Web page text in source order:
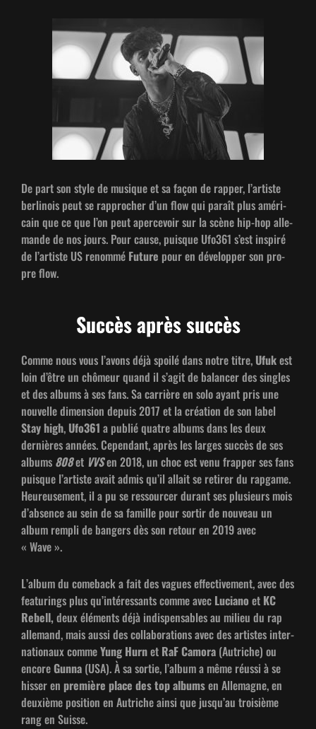
De part son style de musique et sa façon de rap­per, l’artiste
berli­nois peut se rap­procher d’un flow qui paraît plus améri­
cain que ce que l’on peut apercevoir sur la scène hip-hop alle­
mande de nos jours. Pour cause, puisque Ufo361 s’est inspiré
de l’artiste US renom­mé Future pour en dévelop­per son pro­
pre flow.
Succès après succès
Comme nous vous l’avons déjà spoilé dans notre titre, Ufukest
loin d’être un chômeur quand il s’agit de bal­ancer des sin­gles
et des albums à ses fans. Sa car­rière en solo ayant pris une
nou­velle dimen­sion depuis 2017 et la créa­tion de son label
Stay high, Ufo361 a pub­lié qua­tre albums dans les deux
dernières années. Cepen­dant, après les larges suc­cès de ses
albums 808et VVSen 2018, un choc est venu frap­per ses fans
puisque l’artiste avait admis qu’il allait se retir­er du rapgame.
Heureuse­ment, il a pu se ressourcer durant ses plusieurs mois
d’absence au sein de sa famille pour sor­tir de nou­veau un
album rem­pli de bangers dès son retour en 2019 avec
« Wave ».
L’album du come­back a fait des vagues effec­tive­ment, avec des
fea­tur­ings plus qu’in­téres­sants comme avec Luciano et KC
Rebell, deux élé­ments déjà indis­pens­ables au milieu du rap
alle­mand, mais aus­si des col­lab­o­ra­tions avec des artistes inter­
na­tionaux commeYung Hurnet RaF Camo­ra (Autriche) ou
encoreGun­na (USA). À sa sor­tie, l’album a même réus­si à se
hiss­er en pre­mière place des top albumsen Alle­magne, en
deux­ième posi­tion en Autriche ain­si que jusqu’au troisième
rang en Suisse.